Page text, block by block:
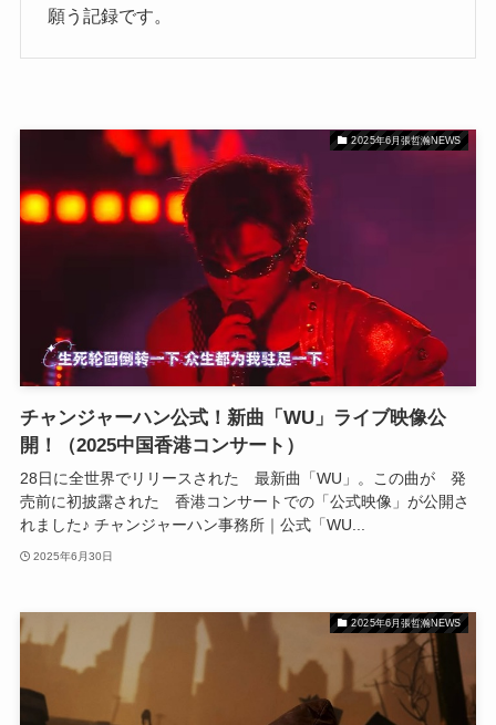
願う記録です。
2025年6月張哲瀚NEWS
チャンジャーハン公式！新曲「WU」ライブ映像公
開！（2025中国香港コンサート）
28日に全世界でリリースされた 最新曲「WU」。この曲が 発
売前に初披露された 香港コンサートでの「公式映像」が公開さ
れました♪ チャンジャーハン事務所｜公式「WU...
2025年6月30日
2025年6月張哲瀚NEWS